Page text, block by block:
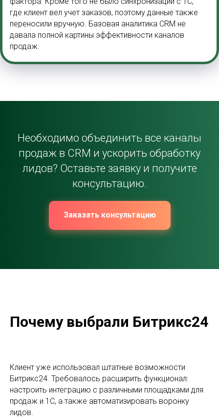
где клиент вел учет заказов, поэтому данные также
переносили вручную. Базовая аналитика CRM не
давала полной картины эффективности каналов
продаж.
Необходимо объединить все каналы
продаж в CRM и ускорить обработку
лидов? Оставьте заявку и получите
консультацию.
Заказать консультацию
Почему выбрали Битрикс24
Клиент уже использовал штатные возможности
Битрикс24. Требовалось расширить функционал:
настроить интеграцию с различными площадками для
продаж и 1С, а также автоматизировать воронку
лидов.